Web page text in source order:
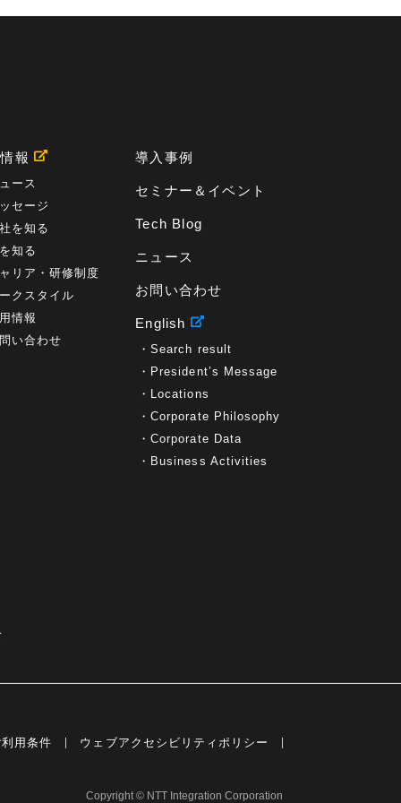
報
ース
セージ
を知る
知る
リア・研修制度
クスタイル
情報
い合わせ
導入事例
セミナー＆イベント
Tech Blog
ニュース
お問い合わせ
English
Search result
President’s Message
Locations
Corporate Philosophy
Corporate Data
Business Activities
用条件 ウェブアクセシビリティポリシー
Copyright © NTT Integration Corporation